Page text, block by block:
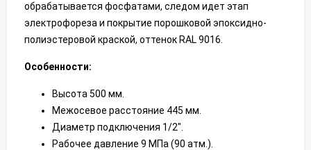
обрабатывается фосфатами, следом идет этап
электрофореза и покрытие порошковой эпоксидно-
полиэстеровой краской, оттенок RAL 9016.
Особенности:
Высота 500 мм.
Межосевое расстояние 445 мм.
Диаметр подключения 1/2".
Рабочее давление 9 МПа (90 атм.).